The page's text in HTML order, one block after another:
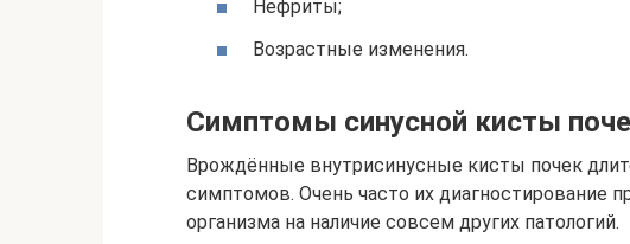
Нефриты;
Возрастные изменения.
Симптомы синусной кисты
Врождённые внутрисинусные кисты почек
симптомов. Очень часто их диагностирование
организма на наличие совсем других патологий.